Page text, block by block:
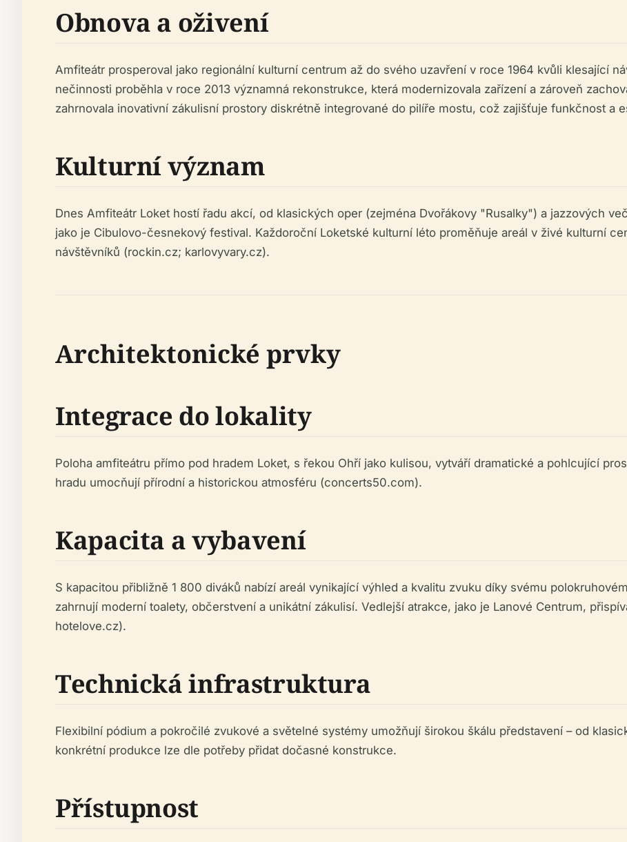
Obnova a oživení
Amfiteátr prosperoval jako regionální kulturní centrum až do svého uzavření v roce 1964 kvůli klesající
nečinnosti proběhla v roce 2013 významná rekonstrukce, která modernizovala zařízení a zároveň
zahrnovala inovativní zákulisní prostory diskrétně integrované do pilíře mostu, což zajišťuje funkčnost a
Kulturní význam
Dnes Amfiteátr Loket hostí řadu akcí, od klasických oper (zejména Dvořákovy "Rusalky") a jazzových
jako je Cibulovo-česnekový festival. Každoroční Loketské kulturní léto proměňuje areál v živé kulturní
návštěvníků (rockin.cz; karlovyvary.cz).
Architektonické prvky
Integrace do lokality
Poloha amfiteátru přímo pod hradem Loket, s řekou Ohří jako kulisou, vytváří dramatické a pohlcující
hradu umocňují přírodní a historickou atmosféru (concerts50.com).
Kapacita a vybavení
S kapacitou přibližně 1 800 diváků nabízí areál vynikající výhled a kvalitu zvuku díky svému
zahrnují moderní toalety, občerstvení a unikátní zákulisí. Vedlejší atrakce, jako je Lanové Centrum,
hotelove.cz).
Technická infrastruktura
Flexibilní pódium a pokročilé zvukové a světelné systémy umožňují širokou škálu představení – od
konkrétní produkce lze dle potřeby přidat dočasné konstrukce.
Přístupnost